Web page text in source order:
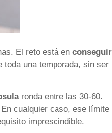
El reto está enconseguir
toda una temporada, sin ser
ronda entre las 30-60.
cualquier caso, ese límite
imprescindible.